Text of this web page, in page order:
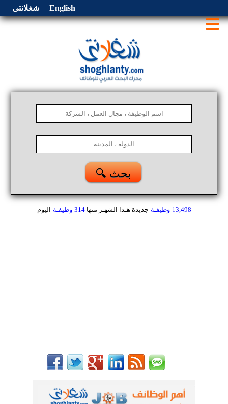
شغلانتى English
🔍 بحث
13,498 وظيفـة جديدة هـذا الشهـر منها314 وظيفـة اليوم